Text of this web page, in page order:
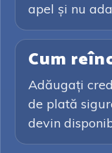
apel și nu
Cum
Adăugați
de plată
devin